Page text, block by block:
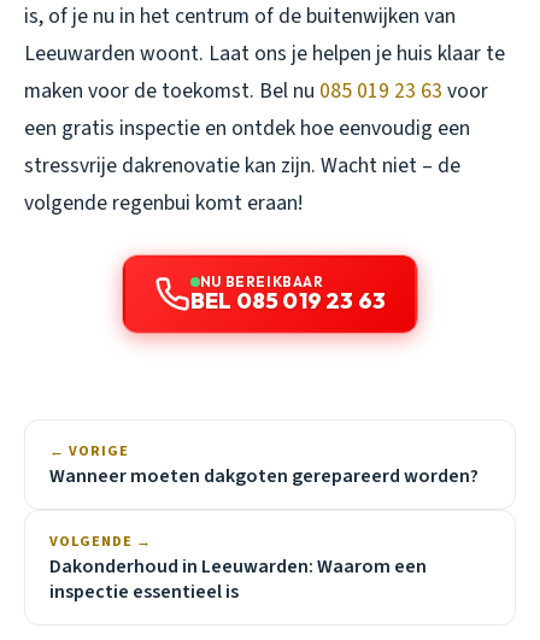
is, of je nu in het centrum of de buitenwijken van
Leeuwarden woont. Laat ons je helpen je huis klaar te
maken voor de toekomst. Bel nu 085 019 23 63 voor
een gratis inspectie en ontdek hoe eenvoudig een
stressvrije dakrenovatie kan zijn. Wacht niet – de
volgende regenbui komt eraan!
NU BEREIKBAAR
BEL 085 019 23 63
← VORIGE
Wanneer moeten dakgoten gerepareerd worden?
VOLGENDE →
Dakonderhoud in Leeuwarden: Waarom een
inspectie essentieel is